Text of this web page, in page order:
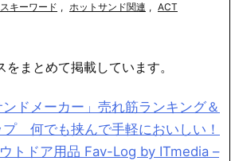
キーワード , ホットサンド関連 , ACT
まとめて掲載しています。
ンドメーカー」売れ筋ランキング＆
何でも挟んで手軽においしい！
トドア用品 Fav-Log by ITmedia –